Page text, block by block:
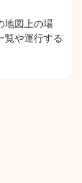
地図上の場
覧や運行する